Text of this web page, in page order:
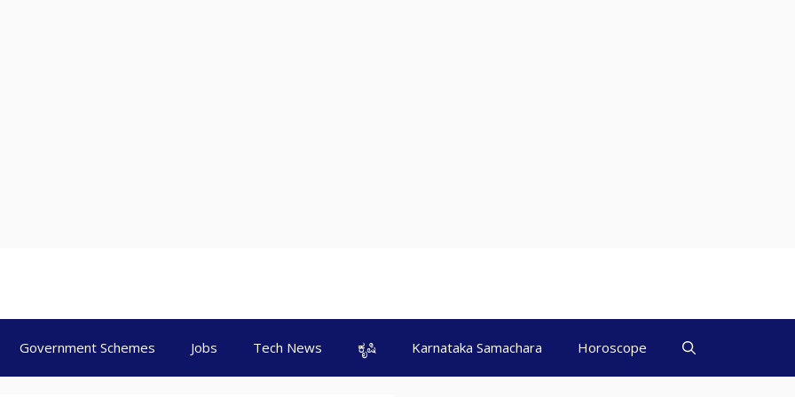
Government Schemes Jobs Tech News ಕೃಷಿ Karnataka Samachara Horoscope